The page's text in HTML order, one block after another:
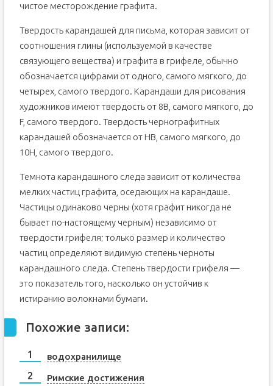
чистое месторождение графита.
Твердость карандашей для письма, которая зависит от
соотношения глины (используемой в качестве
связующего вещества) и графита в грифеле, обычно
обозначается цифрами от одного, самого мягкого, до
четырех, самого твердого. Карандаши для рисования
художников имеют твердость от 8B, самого мягкого, до
F, самого твердого. Твердость чернографитных
карандашей обозначается от HB, самого мягкого, до
10H, самого твердого.
Темнота карандашного следа зависит от количества
мелких частиц графита, оседающих на карандаше.
Частицы одинаково черны (хотя графит никогда не
бывает по-настоящему черным) независимо от
твердости грифеля; только размер и количество
частиц определяют видимую степень черноты
карандашного следа. Степень твердости грифеля —
это показатель того, насколько он устойчив к
истиранию волокнами бумаги.
Похожие записи:
водохранилище
Римские достижения